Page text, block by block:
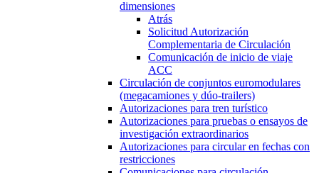
dimensiones
Atrás
Solicitud Autorización
Complementaria de Circulación
Comunicación de inicio de viaje
ACC
Circulación de conjuntos euromodulares
(megacamiones y dúo-trailers)
Autorizaciones para tren turístico
Autorizaciones para pruebas o ensayos de
investigación extraordinarios
Autorizaciones para circular en fechas con
restricciones